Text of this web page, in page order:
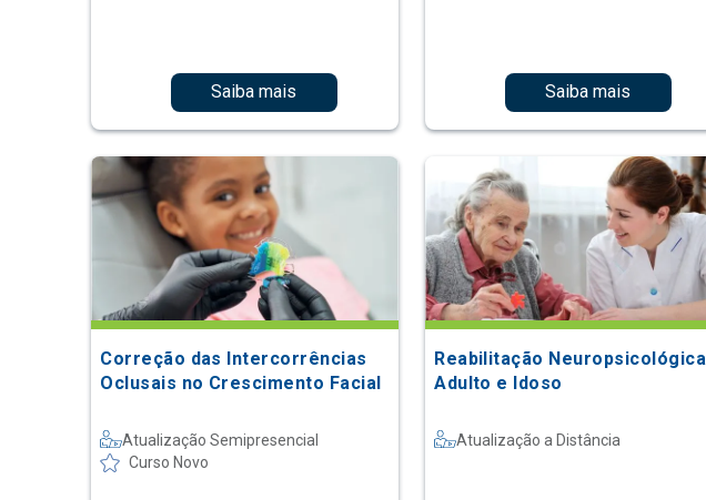
Saiba mais Saiba mais
Correção das Intercorrências
Oclusais no Crescimento Facial
Atualização Semipresencial
Curso Novo
Reabilitação Neuropsicológica
Adulto e Idoso
Atualização a Distância